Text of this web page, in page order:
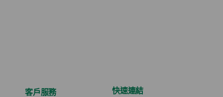
客戶服務 快速連結